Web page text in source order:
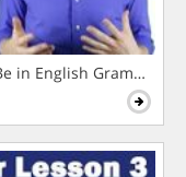
in English Grammar